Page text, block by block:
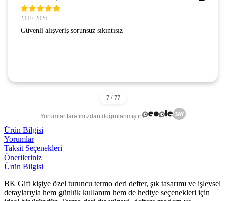
23.07.2026
Güvenli alışveriş sorunsuz sıkıntısız
Yorumlar tarafımızdan doğrulanmıştır.
Ürün Bilgisi
Yorumlar
Taksit Seçenekleri
Önerileriniz
Ürün Bilgisi
BK Gift kişiye özel turuncu termo deri defter, şık tasarımı ve işlevsel
detaylarıyla hem günlük kullanım hem de hediye seçenekleri için